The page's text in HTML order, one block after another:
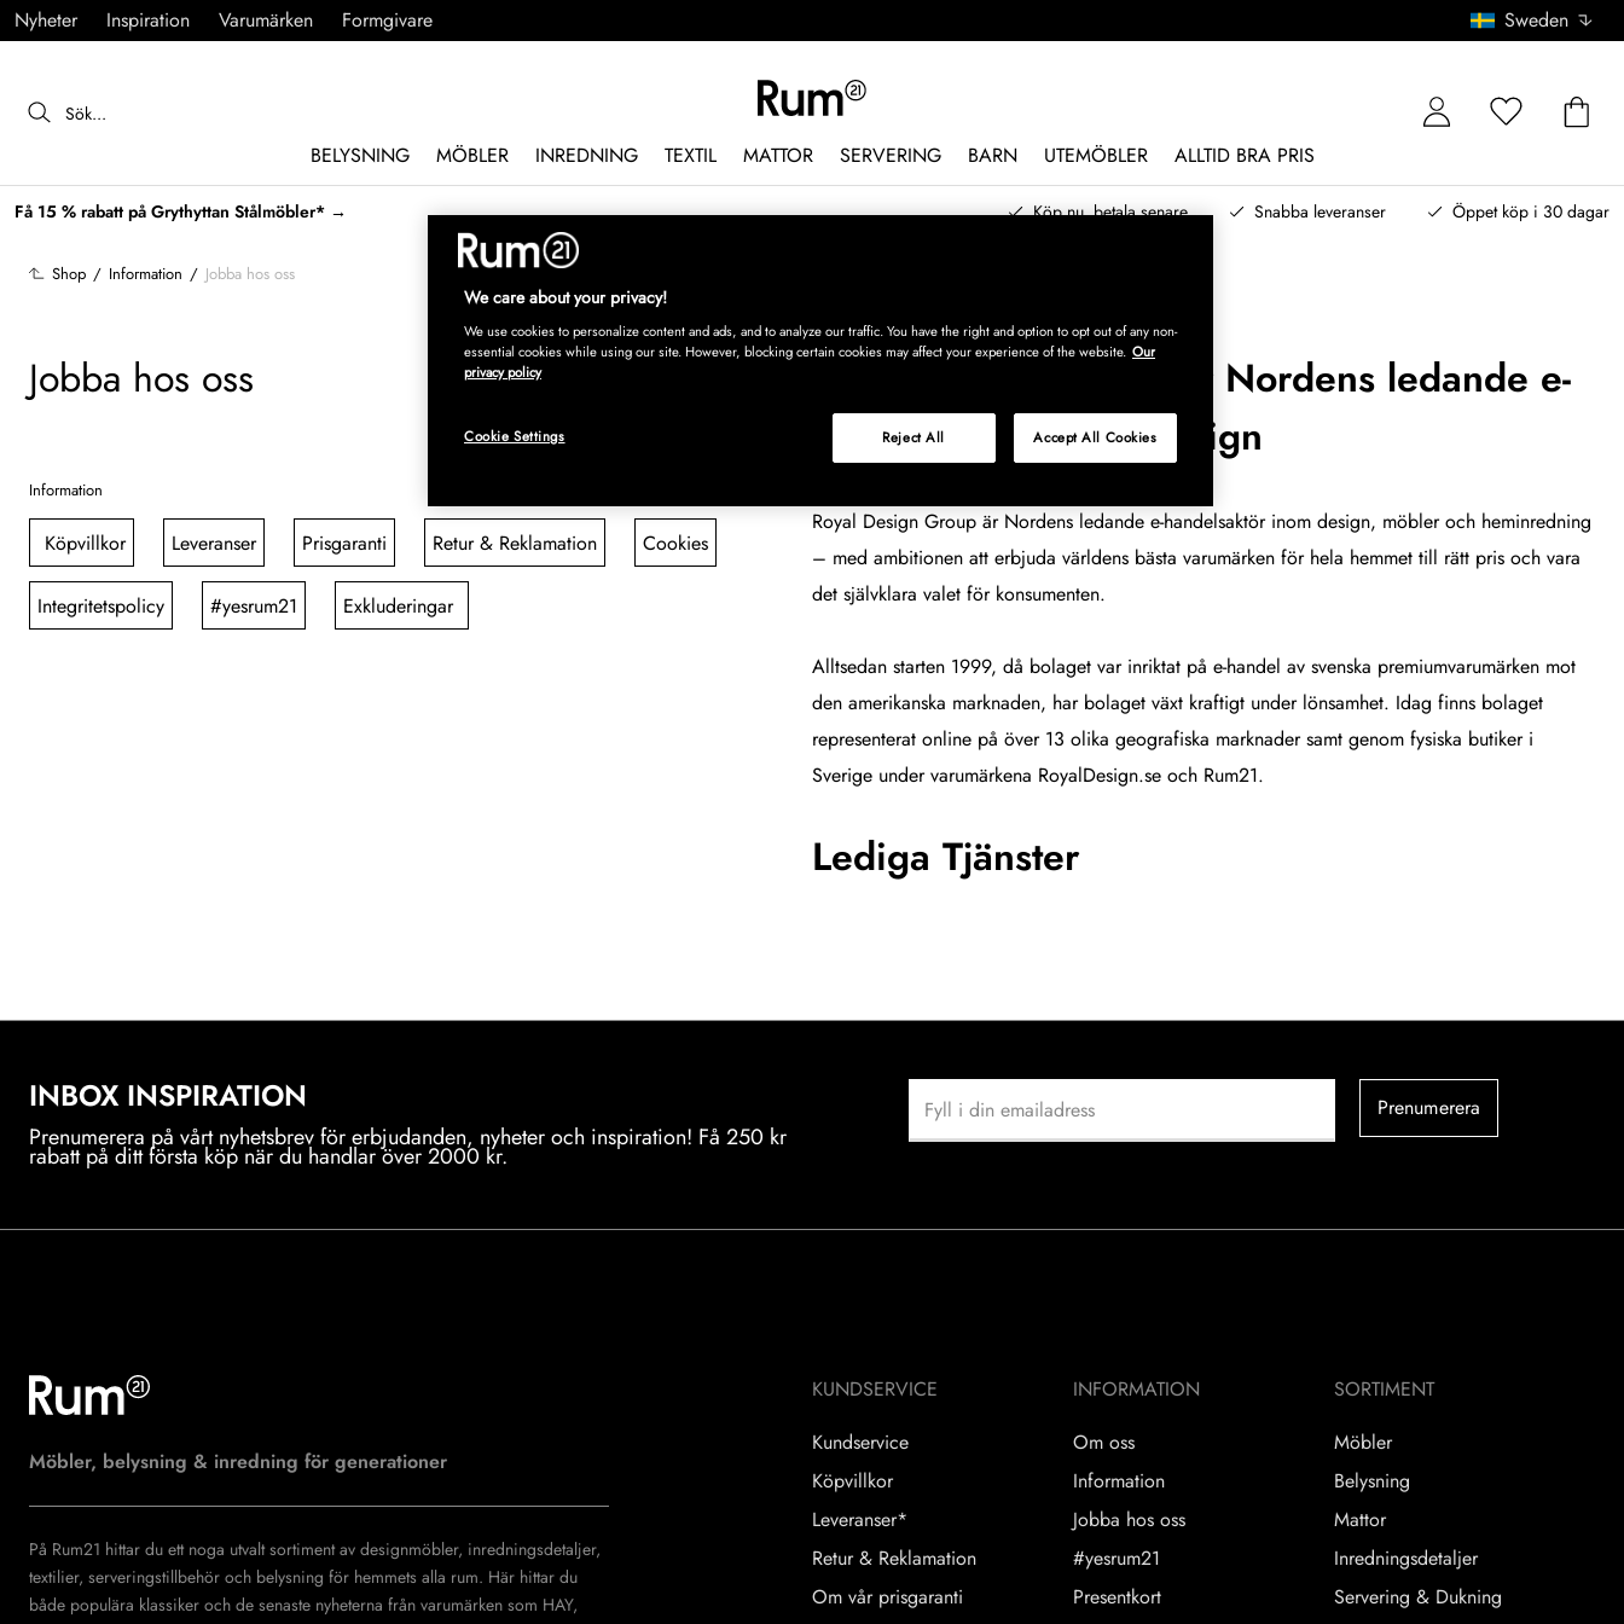
Nyheter Inspiration Varumärken Formgivare Sweden
BELYSNING MÖBLER INREDNING TEXTIL MATTOR SERVERING BARN UTEMÖBLER ALLTID BRA PRIS
Få 15 % rabatt på Grythyttan Stålmöbler* → Köp nu, betala senare Snabba leveranser Öppet köp i 30 dagar
Shop / Information / Jobba hos oss
Jobba hos oss
Information
Köpvillkor Leveranser Prisgaranti Retur & Reklamation Cookies
Integritetspolicy #yesrum21 Exkluderingar
Royal Design Group är Nordens ledande e-
handelsaktör inom design
Royal Design Group är Nordens ledande e-handelsaktör inom design, möbler och heminredning
– med ambitionen att erbjuda världens bästa varumärken för hela hemmet till rätt pris och vara
det självklara valet för konsumenten.
Alltsedan starten 1999, då bolaget var inriktat på e-handel av svenska premiumvarumärken mot
den amerikanska marknaden, har bolaget växt kraftigt under lönsamhet. Idag finns bolaget
representerat online på över 13 olika geografiska marknader samt genom fysiska butiker i
Sverige under varumärkena RoyalDesign.se och Rum21.
Lediga Tjänster
INBOX INSPIRATION
Prenumerera på vårt nyhetsbrev för erbjudanden, nyheter och inspiration! Få 250 kr
rabatt på ditt första köp när du handlar över 2000 kr.
Prenumerera
Möbler, belysning & inredning för generationer
På Rum21 hittar du ett noga utvalt sortiment av designmöbler, inredningsdetaljer,
textilier, serveringstillbehör och belysning för hemmets alla rum. Här hittar du
både populära klassiker och de senaste nyheterna från varumärken som HAY,
KUNDSERVICE
Kundservice
Köpvillkor
Leveranser*
Retur & Reklamation
Om vår prisgaranti
INFORMATION
Om oss
Information
Jobba hos oss
#yesrum21
Presentkort
SORTIMENT
Möbler
Belysning
Mattor
Inredningsdetaljer
Servering & Dukning
We care about your privacy!
We use cookies to personalize content and ads, and to analyze our traffic. You have the right and option to opt out of any non-
essential cookies while using our site. However, blocking certain cookies may affect your experience of the website. Our
privacy policy
Reject All Accept All Cookies
Cookie Settings